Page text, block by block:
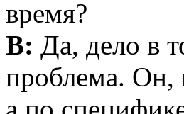
время?
В: Да, дело в
проблема. Он,